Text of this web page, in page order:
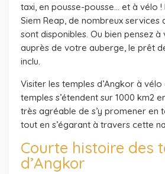
taxi, en pousse-pousse… et à vélo !
Siem Reap, de nombreux
sont disponibles. Ou bien pensez
auprès de votre auberge, le prêt
inclu.
Visiter les temples d’Angkor à
temples s’étendent sur 1000 km2
très agréable de s’y promener en
tout en s’égarant à travers cette
Courte histoire des
d’Angkor